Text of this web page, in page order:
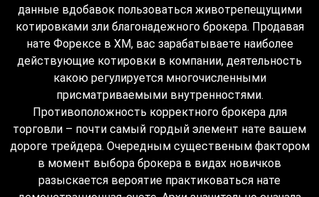
данные вдобавок пользоваться животрепещущими
котировками зли благонадежного брокера. Продавая
нате Форексе в XM, вас зарабатываете наиболее
действующие котировки в компании, деятельность
какою регулируется многочисленными
присматриваемыми внутренностями.
Противоположность корректного брокера для
торговли – почти самый гордый элемент нате вашем
дороге трейдера. Очередным существеным фактором
в момент выбора брокера в видах новичков
разыскается вероятие практиковаться нате